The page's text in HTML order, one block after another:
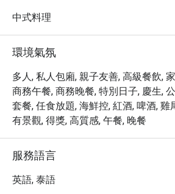
中式料理
環境氣氛
多人, 私人包廂, 親子友善, 高級餐飲,
商務午餐, 商務晚餐, 特別日子, 慶生,
套餐, 任食放題, 海鮮控, 紅酒, 啤酒, 雞
有景觀, 得獎, 高質感, 午餐, 晚餐
服務語言
英語, 泰語